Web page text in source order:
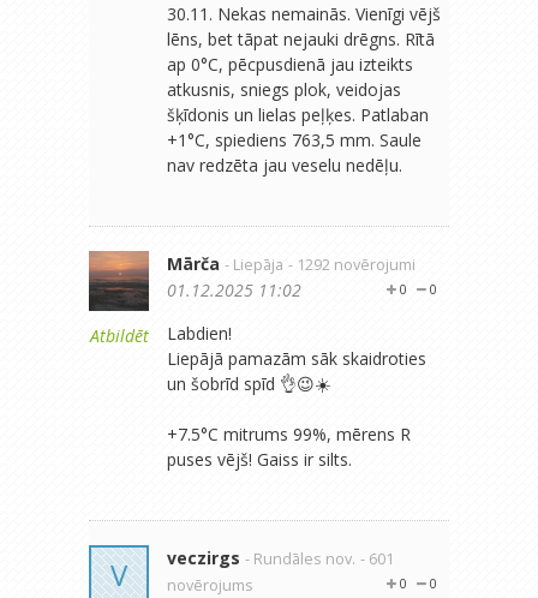
30.11. Nekas nemainās. Vienīgi vējš
lēns, bet tāpat nejauki drēgns. Rītā
ap 0°C, pēcpusdienā jau izteikts
atkusnis, sniegs plok, veidojas
šķīdonis un lielas peļķes. Patlaban
+1°C, spiediens 763,5 mm. Saule
nav redzēta jau veselu nedēļu.
Atbildēt
Mārča - Liepāja - 1292 novērojumi
0
0
01.12.2025 11:02
Labdien!
Liepājā pamazām sāk skaidroties
un šobrīd spīd 👌😉☀️
+7.5°C mitrums 99%, mērens R
puses vējš! Gaiss ir silts.
V veczirgs - Rundāles nov. - 601
novērojums
0
0